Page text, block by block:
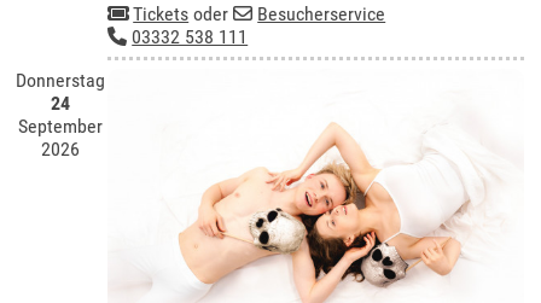
Tickets oder
Besucherservice
03332 538 111
Donnerstag
24
September
2026